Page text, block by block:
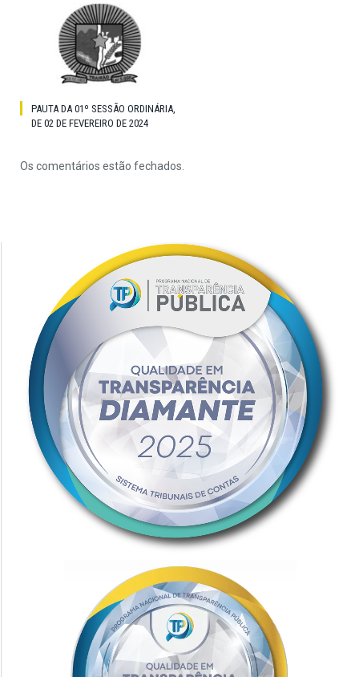
PAUTA DA 01º SESSÃO ORDINÁRIA,
DE 02 DE FEVEREIRO DE 2024
Os comentários estão fechados.